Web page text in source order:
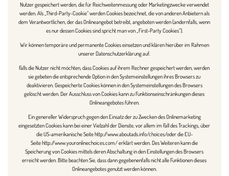
Nutzer gespeichert werden, die für Reichweitenmessung oder Marketingzwecke verwendet
werden. Als „Third-Party-Cookie“ werden Cookies bezeichnet, die von anderen Anbietern als
dem Verantwortlichen, der das Onlineangebot betreibt, angeboten werden (andernfalls, wenn
es nur dessen Cookies sind spricht man von „First-Party Cookies“).
Wir können temporäre und permanente Cookies einsetzen und klären hierüber im Rahmen
unserer Datenschutzerklärung auf.
Falls die Nutzer nicht möchten, dass Cookies auf ihrem Rechner gespeichert werden, werden
sie gebeten die entsprechende Option in den Systemeinstellungen ihres Browsers zu
deaktivieren. Gespeicherte Cookies können in den Systemeinstellungen des Browsers
gelöscht werden. Der Ausschluss von Cookies kann zu Funktionseinschränkungen dieses
Onlineangebotes führen.
Ein genereller Widerspruch gegen den Einsatz der zu Zwecken des Onlinemarketing
eingesetzten Cookies kann bei einer Vielzahl der Dienste, vor allem im Fall des Trackings, über
die US-amerikanische Seitehttp://www.aboutads.info/choices/oder die EU-
Seitehttp://www.youronlinechoices.com/erklärt werden. Des Weiteren kann die
Speicherung von Cookies mittels deren Abschaltung in den Einstellungen des Browsers
erreicht werden. Bitte beachten Sie, dass dann gegebenenfalls nicht alle Funktionen dieses
Onlineangebotes genutzt werden können.